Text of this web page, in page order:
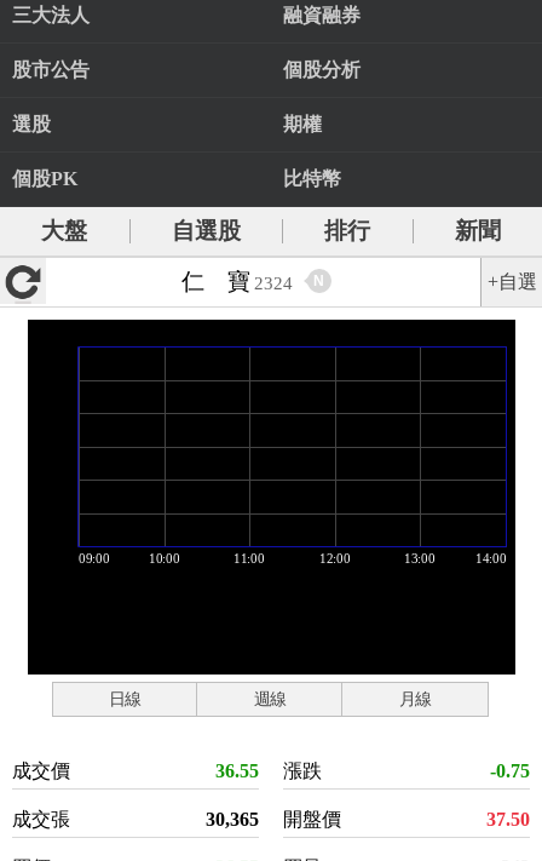
三大法人 融資融券
股市公告 個股分析
選股 期權
個股PK 比特幣
大盤 自選股 排行
新聞
仁 寶 2324 N +自選
日線 週線 月線
成交價 36.55
成交張 30,365
漲跌 -0.75
開盤價 37.50